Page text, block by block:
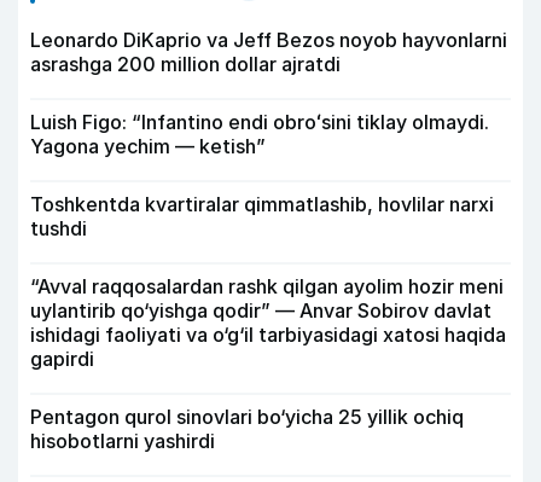
Leonardo DiKaprio va Jeff Bezos noyob hayvonlarni
asrashga 200 million dollar ajratdi
Luish Figo: “Infantino endi obroʻsini tiklay olmaydi.
Yagona yechim — ketish”
Toshkentda kvartiralar qimmatlashib, hovlilar narxi
tushdi
“Avval raqqosalardan rashk qilgan ayolim hozir meni
uylantirib qo‘yishga qodir” — Anvar Sobirov davlat
ishidagi faoliyati va o‘g‘il tarbiyasidagi xatosi haqida
gapirdi
Pentagon qurol sinovlari bo‘yicha 25 yillik ochiq
hisobotlarni yashirdi